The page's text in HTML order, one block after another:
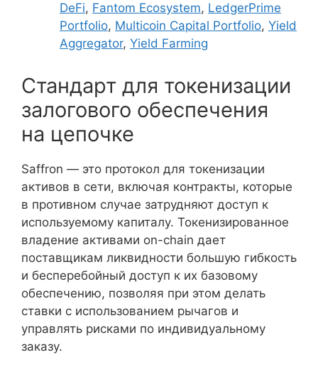
DeFi, Fantom Ecosystem, LedgerPrime
Portfolio, Multicoin Capital Portfolio, Yield
Aggregator, Yield Farming
Стандарт для токенизации
залогового обеспечения
на цепочке
Saffron — это протокол для токенизации
активов в сети, включая контракты, которые
в противном случае затрудняют доступ к
используемому капиталу. Токенизированное
владение активами on-chain дает
поставщикам ликвидности большую гибкость
и бесперебойный доступ к их базовому
обеспечению, позволяя при этом делать
ставки с использованием рычагов и
управлять рисками по индивидуальному
заказу.